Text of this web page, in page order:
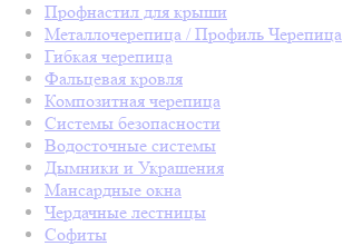
Профнастил для крыши
Металлочерепица / Профиль Черепица
Гибкая черепица
Фальцевая кровля
Композитная черепица
Системы безопасности
Водосточные системы
Дымники и Украшения
Мансардные окна
Чердачные лестницы
Софиты